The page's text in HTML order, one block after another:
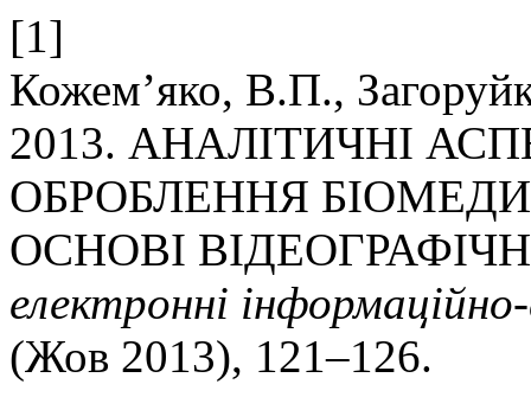
[1]
Кожем’яко, В.П.,
2013. АНАЛІТИЧНІ
ОБРОБЛЕННЯ
ОСНОВІ
електроннi iнформацiйно-
(Жов 2013), 121–126.